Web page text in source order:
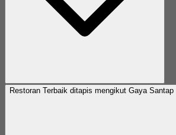
Restoran Terbaik ditapis mengikut Gaya Santap